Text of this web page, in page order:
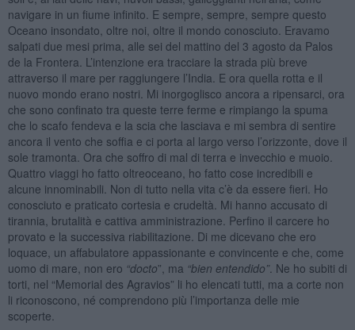
navigare in un fiume infinito. E sempre, sempre, sempre questo
Oceano insondato, oltre noi, oltre il mondo conosciuto. Eravamo
salpati due mesi prima, alle sei del mattino del 3 agosto da Palos
de la Frontera. L’intenzione era tracciare la strada più breve
attraverso il mare per raggiungere l’India. E ora quella rotta e il
nuovo mondo erano nostri. Mi inorgoglisco ancora a ripensarci, ora
che sono confinato tra queste terre ferme e rimpiango la spuma
che lo scafo fendeva e la scia che lasciava e mi sembra di sentire
ancora il vento che soffia e ci porta al largo verso l’orizzonte, dove il
sole tramonta. Ora che soffro di mal di terra e invecchio e muoio.
Quattro viaggi ho fatto oltreoceano, ho fatto cose incredibili e
alcune innominabili. Non di tutto nella vita c’è da essere fieri. Ho
conosciuto e praticato cortesia e crudeltà. Mi hanno accusato di
tirannia, brutalità e cattiva amministrazione. Perfino il carcere ho
provato e la successiva riabilitazione. Di me dicevano che ero
loquace, un affabulatore appassionante e convincente e che, come
uomo di mare, non ero “docto”, ma “bien entendido”. Ne ho subiti di
torti, nel “Memorial des Agravios” li ho elencati tutti, ma a corte non
li riconoscono, né comprendono più l’importanza delle mie
scoperte.